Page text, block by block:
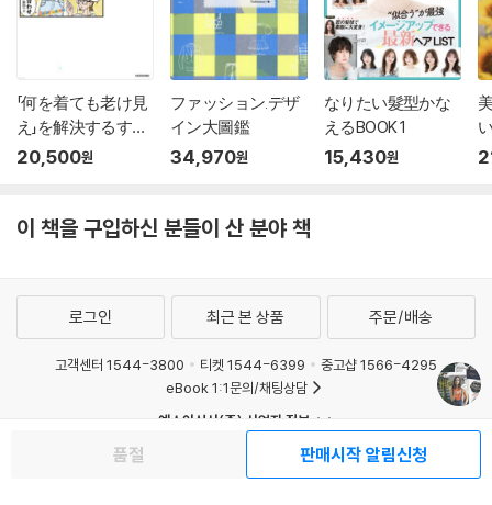
「何を着ても老け見
え」を解決するすご
い着
20,500원
ファッション.デザ
イン大圖鑑
34,970원
なりたい髮型かな
えるBOOK 1
15,430원
이 책을 구입하신 분들이 산 분야 책
품절 판매시작 알림신청
로그인 최근 본 상품 주문/배송
고객센터 1544-3800 티켓 1544-6399
중고샵 1566-4295
eBook 1:1문의/채팅상담
예스이십사(주) 사업자 정보
이용약관
청소년보호정책
회사소개
거래처관계자께